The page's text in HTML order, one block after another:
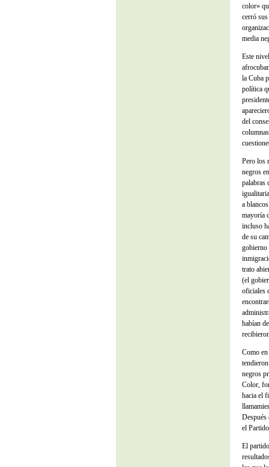
color»
cerró
media
Este
la Cuba
política
del
Pero los
negros
palabras
a
mayoría
incluso
de su
gobierno
trato
(el
oficiales
habían
Como
negros
Color,
hacia el
Después
el
El